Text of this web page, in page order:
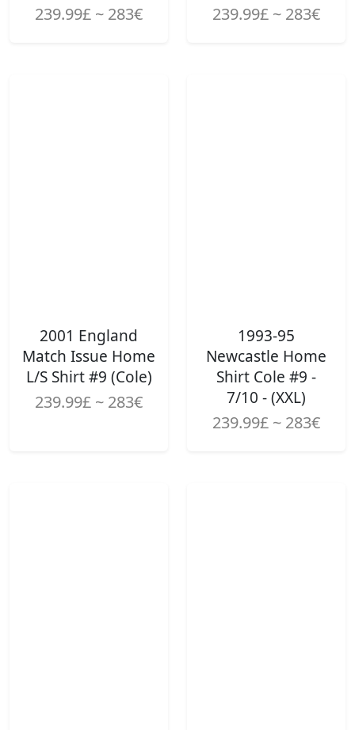
239.99£ ~ 283€ 239.99£ ~ 283€
2001 England
Match Issue Home
L/S Shirt #9 (Cole)
239.99£ ~ 283€
1993-95
Newcastle Home
Shirt Cole #9 -
7/10 - (XXL)
239.99£ ~ 283€